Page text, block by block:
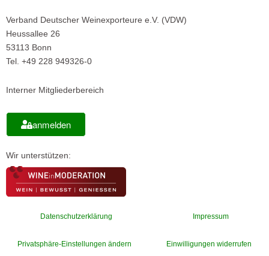
Verband Deutscher Weinexporteure e.V. (VDW)
Heussallee 26
53113 Bonn
Tel. +49 228 949326-0
Interner Mitgliederbereich
anmelden
Wir unterstützen:
Datenschutzerklärung Impressum
Privatsphäre-Einstellungen ändern Einwilligungen widerrufen